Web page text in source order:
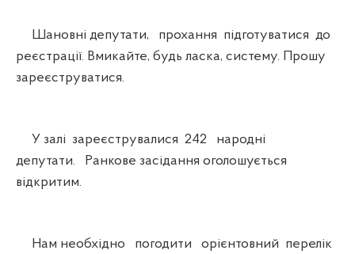
Шановні депутати, прохання підготуватися до
реєстрації. Вмикайте, будь ласка, систему. Прошу
зареєструватися.
У залі зареєструвалися 242 народні
депутати. Ранкове засідання оголошується
відкритим.
Нам необхідно погодити орієнтовний перелік